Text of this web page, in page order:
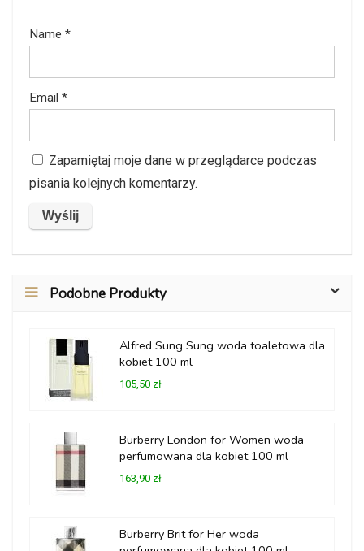
Name *
Email *
Zapamiętaj moje dane w przeglądarce podczas
pisania kolejnych komentarzy.
Podobne Produkty
Alfred Sung Sung woda toaletowa dla
kobiet 100 ml
105,50 zł
Burberry London for Women woda
perfumowana dla kobiet 100 ml
163,90 zł
Burberry Brit for Her woda